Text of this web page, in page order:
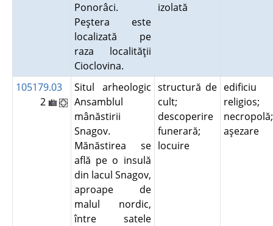
Ponorâci.
Peştera este
localizată pe
raza localităţii
Cioclovina.
izolată
105179.03
2
Situl arheologic
Ansamblul
mânăstirii
Snagov.
Mănăstirea se
află pe o insulă
din lacul Snagov,
aproape de
malul nordic,
între satele
structură de
cult;
descoperire
funerară;
locuire
edificiu
religios;
necropolă;
aşezare